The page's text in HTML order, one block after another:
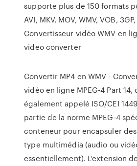
supporte plus de 150 formats
AVI, MKV, MOV, WMV, VOB,
Convertisseur vidéo WMV en
video converter
Convertir MP4 en WMV -
vidéo en ligne MPEG-4 Part 14,
également appelé ISO/CEI
partie de la norme MPEG-4
conteneur pour encapsuler
type multimédia (audio ou
essentiellement). L'extension